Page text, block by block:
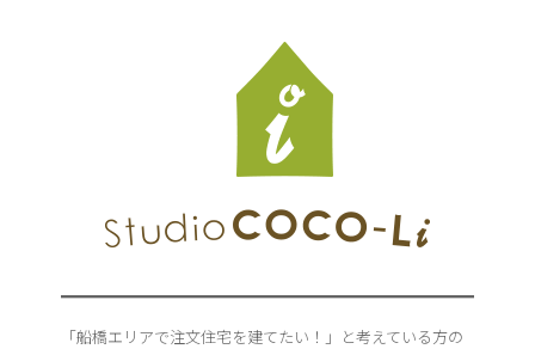
「船橋エリアで注文住宅を建てたい！」と考えている方の